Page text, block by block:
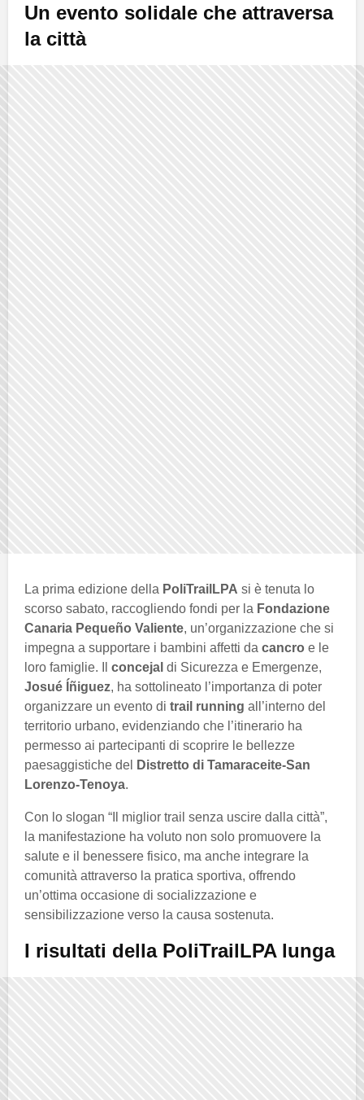
Un evento solidale che attraversa
la città
La prima edizione della PoliTrailLPA si è tenuta lo
scorso sabato, raccogliendo fondi per la Fondazione
Canaria Pequeño Valiente, un’organizzazione che si
impegna a supportare i bambini affetti da cancro e le
loro famiglie. Il concejal di Sicurezza e Emergenze,
Josué Íñiguez, ha sottolineato l’importanza di poter
organizzare un evento di trail running all’interno del
territorio urbano, evidenziando che l’itinerario ha
permesso ai partecipanti di scoprire le bellezze
paesaggistiche del
Distretto di Tamaraceite-San
Lorenzo-Tenoya.
Con lo slogan “Il miglior trail senza uscire dalla città”,
la manifestazione ha voluto non solo promuovere la
salute e il benessere fisico, ma anche integrare la
comunità attraverso la pratica sportiva, offrendo
un’ottima occasione di socializzazione e
sensibilizzazione verso la causa sostenuta.
I risultati della PoliTrailLPA lunga